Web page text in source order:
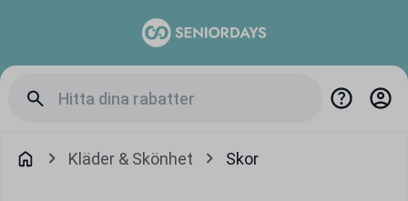
Kläder & Skönhet Skor